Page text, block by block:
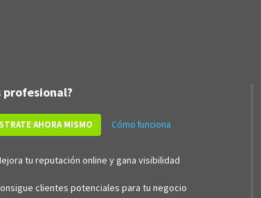
profesional?
AHORA MISMO Cómo funciona
tu reputación online y gana visibilidad
clientes potenciales para tu negocio